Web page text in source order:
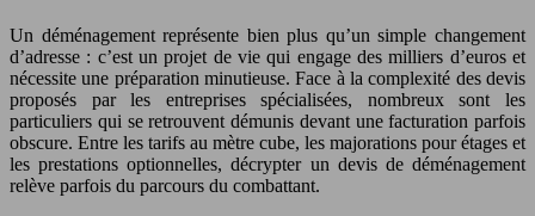
Un déménagement représente bien plus qu’un simple changement
d’adresse : c’est un projet de vie qui engage des milliers d’euros et
nécessite une préparation minutieuse. Face à la complexité des devis
proposés par les entreprises spécialisées, nombreux sont les
particuliers qui se retrouvent démunis devant une facturation parfois
obscure. Entre les tarifs au mètre cube, les majorations pour étages et
les prestations optionnelles, décrypter un devis de déménagement
relève parfois du parcours du combattant.